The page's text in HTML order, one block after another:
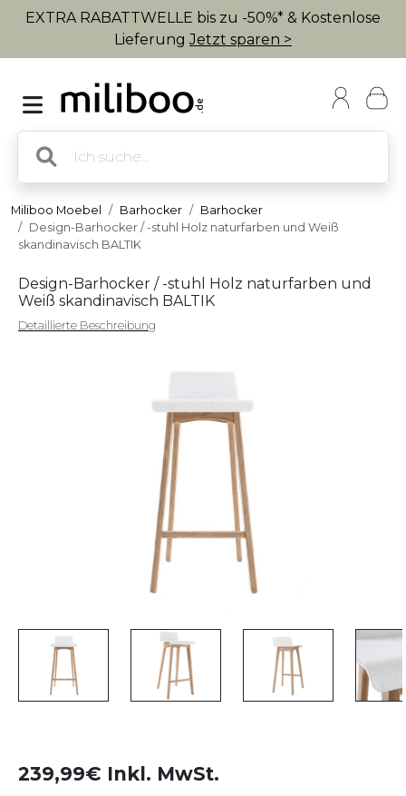
EXTRA RABATTWELLE bis zu -50%* & Kostenlose
LieferungJetzt sparen >
Miliboo Moebel Barhocker
Barhocker
Design-Barhocker / -stuhl Holz naturfarben und Weiß
skandinavisch BALTIK
Design-Barhocker / -stuhl Holz naturfarben und
Weiß skandinavisch BALTIK
Detaillierte Beschreibung
239,99€ Inkl. MwSt.